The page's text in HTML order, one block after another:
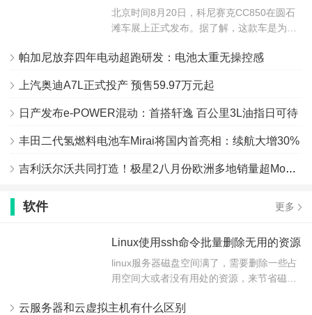
北京时间8月20日，科尼赛克CC850在圆石
滩车展上正式发布。据了解，这款车是为庆
帕加尼放弃四年电动超跑研发：电池太重无操控感
上汽奥迪A7L正式投产 预售59.97万元起
日产发布e-POWER混动：首搭轩逸 百公里3L油指日可待
丰田二代氢燃料电池车Mirai将国内首亮相：续航大增30%
吉利沃尔沃共同打造！极星2八月份欧洲多地销量超Model 3
软件 更多
Linux使用ssh命令批量删除无用的资源
linux服务器磁盘空间满了，需要删除一些占
用空间大或者没有用处的资源，来节省磁
云服务器和云虚拟主机有什么区别